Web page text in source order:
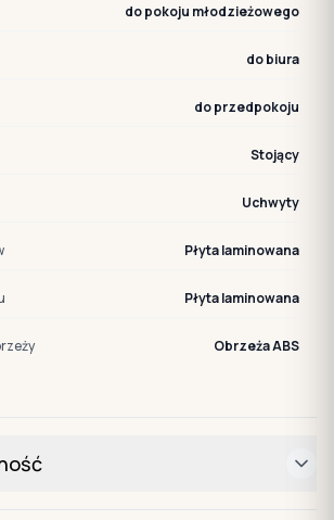
do pokoju młodzieżowego
do biura
do przedpokoju
Stojący
Uchwyty
Płyta laminowana
Płyta laminowana
Obrzeża ABS